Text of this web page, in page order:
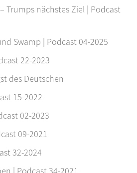
Trumps nächstes Ziel | Podcast
Swamp | Podcast 04-2025
22-2023
des Deutschen
15-2022
02-2023
09-2021
32-2024